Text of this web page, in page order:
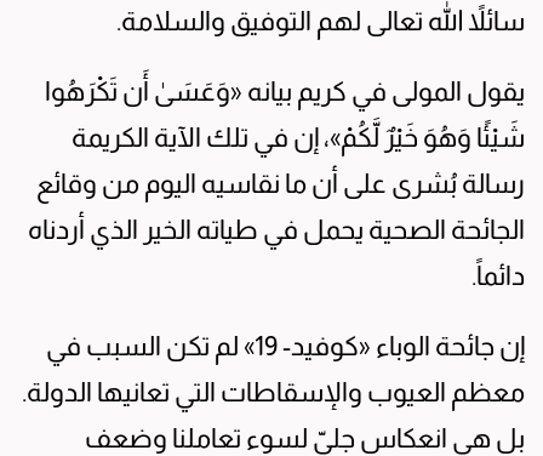
سائلاً الله تعالى لهم التوفيق والسلامة.
يقول المولى في كريم بيانه «وَعَسَىٰ أَن تَكْرَهُوا
شَيْئًا وَهُوَ خَيْرٌ لَّكُمْ»، إن في تلك الآية الكريمة
رسالة بُشرى على أن ما نقاسيه اليوم من وقائع
الجائحة الصحية يحمل في طياته الخير الذي أردناه
دائماً.
إن جائحة الوباء «كوفيد- 19» لم تكن السبب في
معظم العيوب والإسقاطات التي تعانيها الدولة.
بل هي انعكاس جليّ لسوء تعاملنا وضعف